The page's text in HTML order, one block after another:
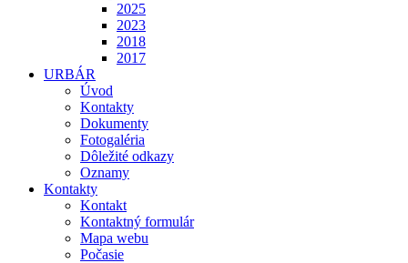
2025
2023
2018
2017
URBÁR
Úvod
Kontakty
Dokumenty
Fotogaléria
Dôležité odkazy
Oznamy
Kontakty
Kontakt
Kontaktný formulár
Mapa webu
Počasie